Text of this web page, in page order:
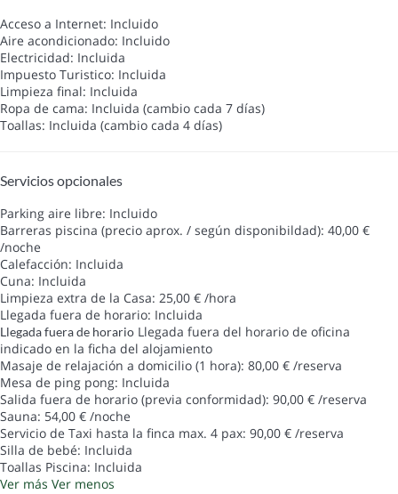
Acceso a Internet: Incluido
Aire acondicionado: Incluido
Electricidad: Incluida
Impuesto Turistico: Incluida
Limpieza final: Incluida
Ropa de cama: Incluida (cambio cada 7 días)
Toallas: Incluida (cambio cada 4 días)
Servicios opcionales
Parking aire libre: Incluido
Barreras piscina (precio aprox. / según disponibildad): 40,00 €
/noche
Calefacción: Incluida
Cuna: Incluida
Limpieza extra de la Casa: 25,00 € /hora
Llegada fuera de horario: Incluida
Llegada fuera de horario Llegada fuera del horario de oficina
indicado en la ficha del alojamiento
Masaje de relajación a domicilio (1 hora): 80,00 € /reserva
Mesa de ping pong: Incluida
Salida fuera de horario (previa conformidad): 90,00 € /reserva
Sauna: 54,00 € /noche
Servicio de Taxi hasta la finca max. 4 pax: 90,00 € /reserva
Silla de bebé: Incluida
Toallas Piscina: Incluida
Ver más Ver menos